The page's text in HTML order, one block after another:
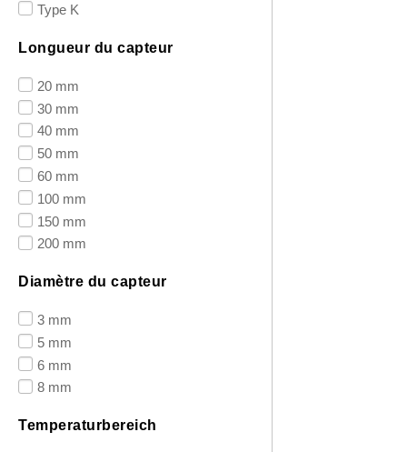
Type K
Longueur du capteur
20 mm
30 mm
40 mm
50 mm
60 mm
100 mm
150 mm
200 mm
Diamètre du capteur
3 mm
5 mm
6 mm
8 mm
Temperaturbereich